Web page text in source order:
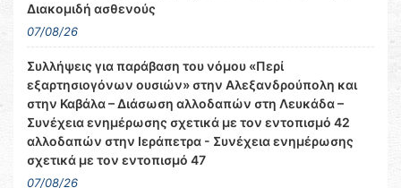
Διακομιδή ασθενούς
07/08/26
Συλλήψεις για παράβαση του νόμου «Περί
εξαρτησιογόνων ουσιών» στην Αλεξανδρούπολη και
στην Καβάλα – Διάσωση αλλοδαπών στη Λευκάδα –
Συνέχεια ενημέρωσης σχετικά με τον εντοπισμό 42
αλλοδαπών στην Ιεράπετρα - Συνέχεια ενημέρωσης
σχετικά με τον εντοπισμό 47
07/08/26